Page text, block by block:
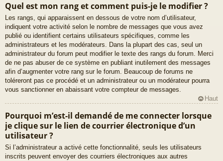
Quel est mon rang et comment puis-je le modifier ?
Les rangs, qui apparaissent en dessous de votre nom d’utilisateur,
indiquent votre activité selon le nombre de messages que vous avez
publié ou identifient certains utilisateurs spécifiques, comme les
administrateurs et les modérateurs. Dans la plupart des cas, seul un
administrateur du forum peut modifier le texte des rangs du forum. Merci
de ne pas abuser de ce système en publiant inutilement des messages
afin d’augmenter votre rang sur le forum. Beaucoup de forums ne
toléreront pas ce procédé et un administrateur ou un modérateur pourra
vous sanctionner en abaissant votre compteur de messages.
Haut
Pourquoi m’est-il demandé de me connecter lorsque
je clique sur le lien de courrier électronique d’un
utilisateur ?
Si l’administrateur a activé cette fonctionnalité, seuls les utilisateurs
inscrits peuvent envoyer des courriers électroniques aux autres